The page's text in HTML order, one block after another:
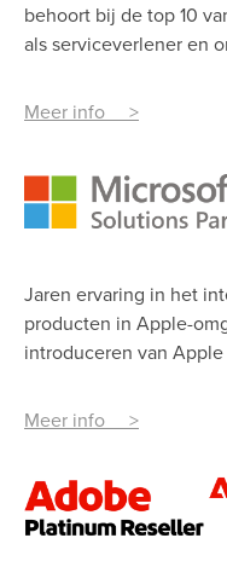
behoort bij de top 10
als serviceverlener en
Meer info >
Jaren ervaring in het
producten in Apple-
introduceren van
Meer info >